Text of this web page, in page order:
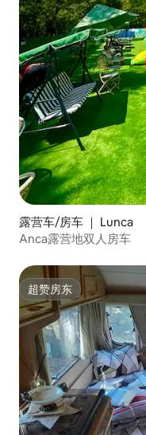
露营车/房车 ｜ Lunca
Anca露营地双人房车
超赞房东
超赞房东